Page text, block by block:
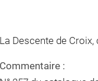
La Descente de
Commentaire :